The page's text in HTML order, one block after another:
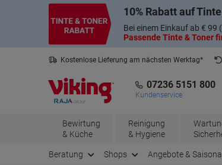
10% Rabatt auf
Bei einem Einkauf ab € 99
Passende Tinte & Toner
Kostenlose Lieferung am nächsten Werktag*
07236 5151 800
Kundenservice
Bewirtung
& Küche
Reinigung
& Hygiene
Beratung Shops Angebote &